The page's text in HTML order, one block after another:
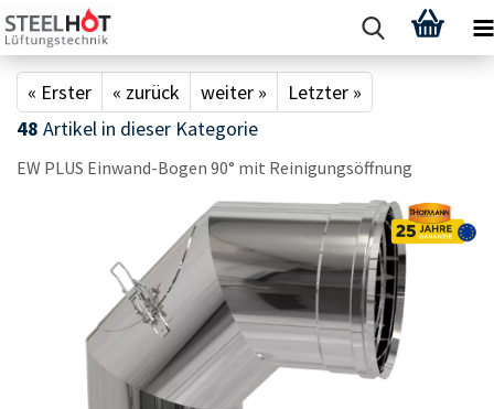
« Erster « zurück weiter »
Letzter »
48 Artikel in dieser Kategorie
EW PLUS Einwand-​Bogen 90° mit Rei­ni­gungs­öff­nung